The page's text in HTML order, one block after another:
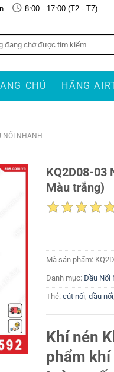
8:00 - 17:00 (T2 - T7)
CHỦ HÃNG
NỐI NHANH
KQ2D08-03
Màu trắng)
Mã sản phẩm:
Danh mục: Đầu Nối
Thẻ: cút nối, đầu nối,
Khí nén
phẩm